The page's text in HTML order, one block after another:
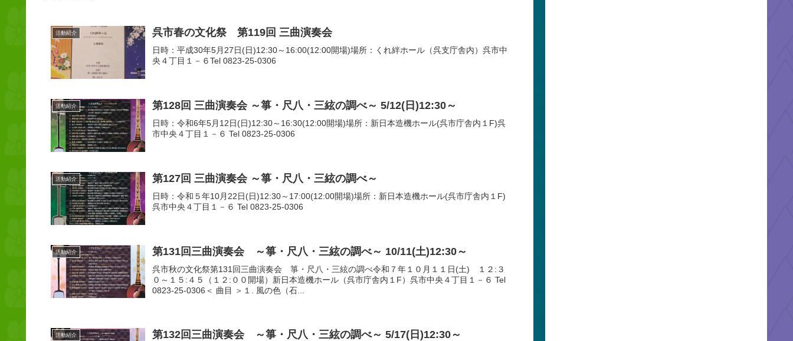
活動紹介 呉市春の文化祭 第119回 三曲演奏会
日時：平成30年5月27日(日)12:30～16:00(12:00開場)場所：くれ絆ホール（呉支庁舎内）呉市中
央４丁目１－６Tel 0823-25-0306
活動紹介 第128回 三曲演奏会 ～箏・尺八・三絃の調べ～ 5/12(日)12:30～
日時：令和6年5月12日(日)12:30～16:30(12:00開場)場所：新日本造機ホール(呉市庁舎内１F)呉
市中央４丁目１－６ Tel 0823-25-0306
活動紹介 第127回 三曲演奏会 ～箏・尺八・三絃の調べ～
日時：令和５年10月22日(日)12:30～17:00(12:00開場)場所：新日本造機ホール(呉市庁舎内１F)
呉市中央４丁目１－６ Tel 0823-25-0306
活動紹介 第131回三曲演奏会 ～箏・尺八・三絃の調べ～ 10/11(土)12:30～
呉市秋の文化祭第131回三曲演奏会 箏・尺八・三絃の調べ令和７年１０月１１日(土) １２:３
０～１５:４５（１２:００開場）新日本造機ホール（呉市庁舎内１F）呉市中央４丁目１－６ Tel
0823-25-0306＜ 曲目 ＞１. 風の色（石...
活動紹介 第132回三曲演奏会 ～箏・尺八・三絃の調べ～ 5/17(日)12:30～